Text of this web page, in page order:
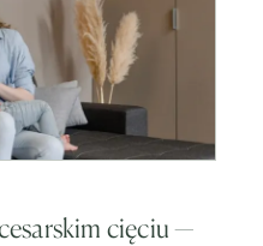
cięciu —